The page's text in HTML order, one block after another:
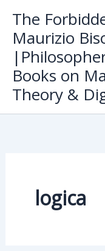
content
The
Maurizio
Books on
Theory &
logica